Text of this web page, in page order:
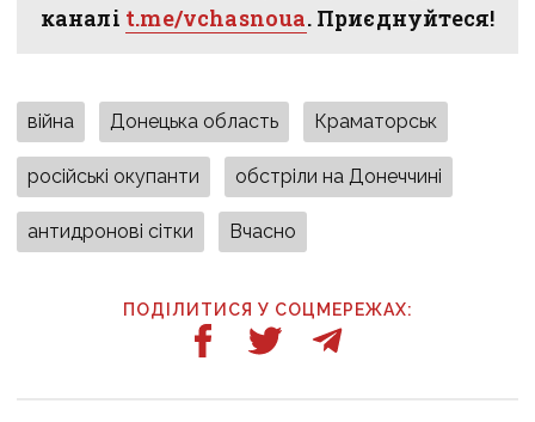
каналі t.me/vchasnoua. Приєднуйтеся!
війна Донецька область Краматорськ
російські окупанти обстріли на Донеччині
антидронові сітки Вчасно
ПОДІЛИТИСЯ У СОЦМЕРЕЖАХ: